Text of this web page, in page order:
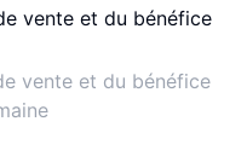
vente et du bénéfice